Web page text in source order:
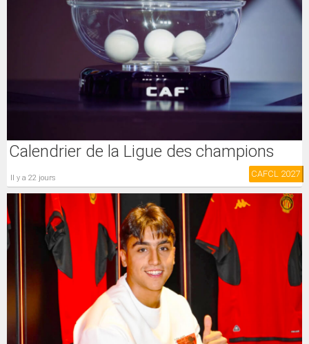
Calendrier de la Ligue des champions
il y a 22 jours CAFCL 2027